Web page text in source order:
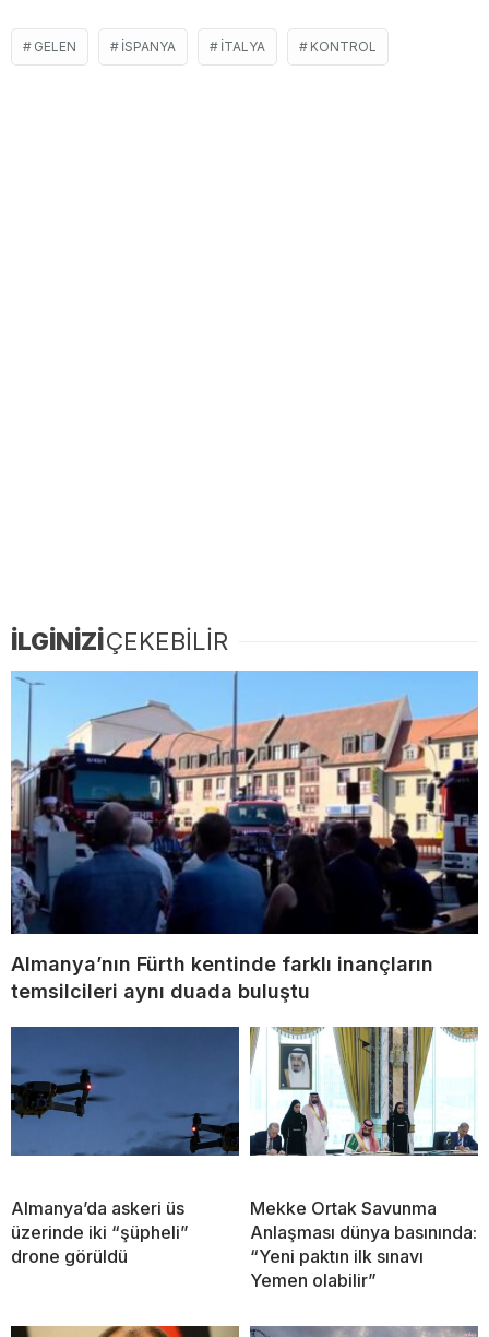
GELEN İSPANYA İTALYA KONTROL
İLGİNİZİÇEKEBİLİR
Almanya’nın Fürth kentinde farklı inançların
temsilcileri aynı duada buluştu
Almanya’da askeri üs
üzerinde iki “şüpheli”
drone görüldü
Mekke Ortak Savunma
Anlaşması dünya basınında:
“Yeni paktın ilk sınavı
Yemen olabilir”